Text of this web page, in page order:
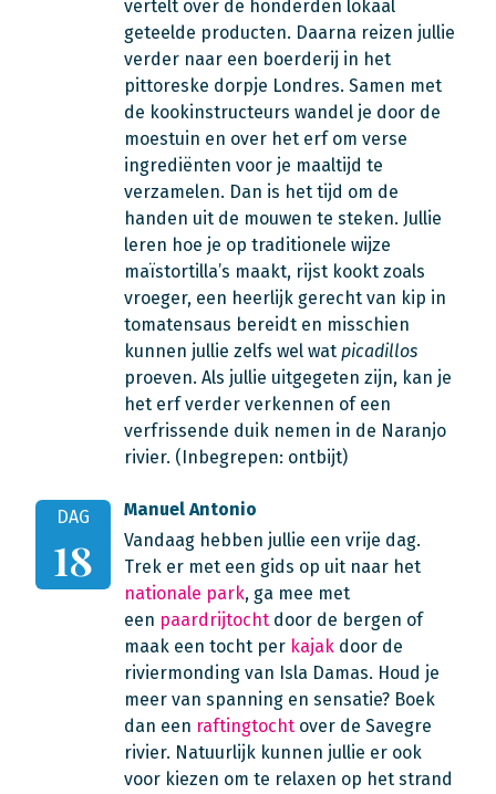
vertelt over de honderden lokaal
geteelde producten. Daarna reizen jullie
verder naar een boerderij in het
pittoreske dorpje Londres. Samen met
de kookinstructeurs wandel je door de
moestuin en over het erf om verse
ingrediënten voor je maaltijd te
verzamelen. Dan is het tijd om de
handen uit de mouwen te steken. Jullie
leren hoe je op traditionele wijze
maïstortilla’s maakt, rijst kookt zoals
vroeger, een heerlijk gerecht van kip in
tomatensaus bereidt en misschien
kunnen jullie zelfs wel wat picadillos
proeven. Als jullie uitgegeten zijn, kan je
het erf verder verkennen of een
verfrissende duik nemen in de Naranjo
rivier. (Inbegrepen: ontbijt)
DAG
18
Manuel Antonio
Vandaag hebben jullie een vrije dag.
Trek er met een gids op uit naar het
nationale park, ga mee met
een paardrijtocht door de bergen of
maak een tocht per kajak door de
riviermonding van Isla Damas. Houd je
meer van spanning en sensatie? Boek
dan een raftingtocht over de Savegre
rivier. Natuurlijk kunnen jullie er ook
voor kiezen om te relaxen op het strand